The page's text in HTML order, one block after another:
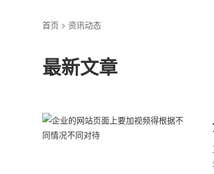
首页 > 资讯动态
最新文章